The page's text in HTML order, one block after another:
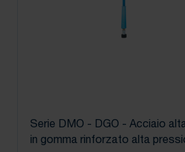
Serie DMO - DGO - Acciaio
in gomma rinforzato alta